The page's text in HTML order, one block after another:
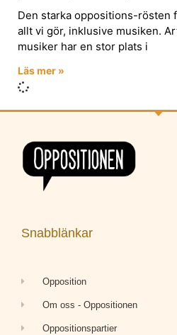
Den starka oppositions-rösten
allt vi gör, inklusive musiken.
musiker har en stor plats i
Läs mer »
Snabblänkar
Opposition
Om oss - Oppositionen
Oppositionspartier